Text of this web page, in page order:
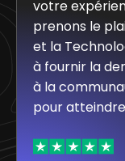
votre
prenons le
et la
à fournir la
à la
pour